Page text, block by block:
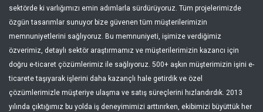
Türkçe
sektörde ki varlığımızı emin adımlarla sürdürüyoruz. Tüm projelerimizde
özgün tasarımlar sunuyor bize güvenen tüm müşterilerimizin
memnuniyetlerini sağlıyoruz. Bu memnuniyeti, işimize verdiğimiz
özverimiz, detaylı sektör araştırmamız ve müşterilerimizin kazancı için
doğru e-ticaret çözümlerimiz ile sağlıyoruz. 500+ aşkın müşterimizin işini e-
ticarete taşıyarak işlerini daha kazançlı hale getirdik ve özel
çözümlerimizle müşteriye ulaşma ve satış süreçlerini hızlandırdık. 2013
yılında çıktığımız bu yolda iş deneyimimizi arttırırken, ekibimizi büyüttük her